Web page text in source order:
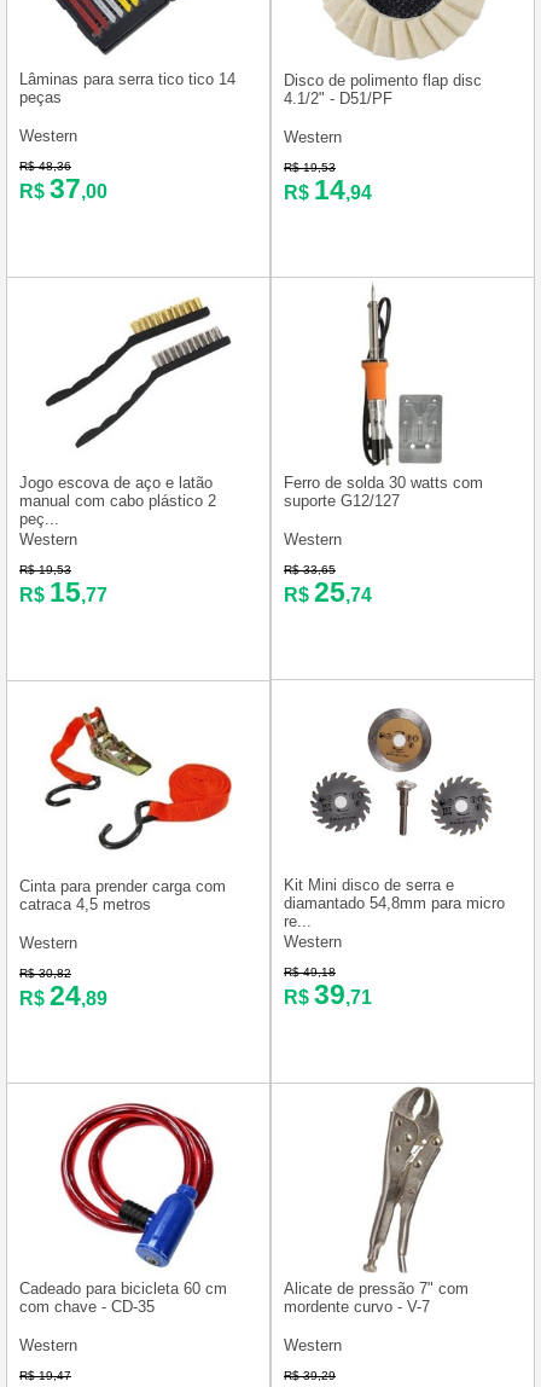
Lâminas para serra tico tico 14
peças
Western
R$ 48,36
R$ 37,00
Disco de polimento flap disc
4.1/2" - D51/PF
Western
R$ 19,53
R$ 14,94
Jogo escova de aço e latão
manual com cabo plástico 2
peç...
Western
R$ 19,53
R$ 15,77
Ferro de solda 30 watts com
suporte G12/127
Western
R$ 33,65
R$ 25,74
Cinta para prender carga com
catraca 4,5 metros
Western
R$ 30,82
R$ 24,89
Kit Mini disco de serra e
diamantado 54,8mm para micro
re...
Western
R$ 49,18
R$ 39,71
Cadeado para bicicleta 60 cm
com chave - CD-35
Western
R$ 19,47
Alicate de pressão 7" com
mordente curvo - V-7
Western
R$ 39,29